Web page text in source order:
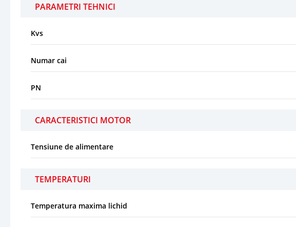
PARAMETRI TEHNICI
Kvs
Numar cai
PN
CARACTERISTICI MOTOR
Tensiune de alimentare
TEMPERATURI
Temperatura maxima lichid